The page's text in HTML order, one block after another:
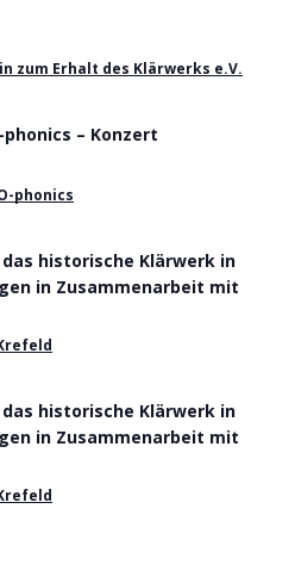
zum Erhalt des Klärwerks e.V.
phonics – Konzert
phonics
historische Klärwerk in
in Zusammenarbeit mit
historische Klärwerk in
in Zusammenarbeit mit